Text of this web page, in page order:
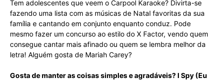
Tem adolescentes que veem o Carpool Karaoke? Divirta-se
fazendo uma lista com as músicas de Natal favoritas da sua
família e cantando em conjunto enquanto conduz. Pode
mesmo fazer um concurso ao estilo do X Factor, vendo quem
consegue cantar mais afinado ou quem se lembra melhor da
letra! Alguém gosta de Mariah Carey?
Gosta de manter as coisas simples e agradáveis? I Spy (Eu